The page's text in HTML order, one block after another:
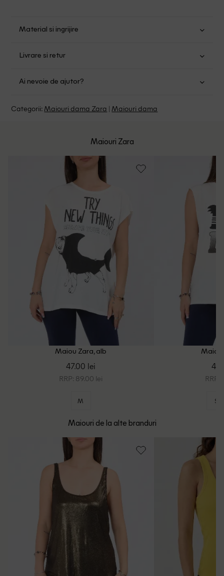
Material si ingrijire
Nu folositi inalbitor
Nu uscati in uscator
Fara curatare chimica
Livrare si retur
mare de 149.00 lei.
Ai nevoie de ajutor?
Whatsapp/Telefon: +40 (771) 404 643
contact@outletmag.ro
Intrebari frecvente
Categorii: Maiouri dama Zara | Maiouri dama
Maiouri Zara
Maiou Zara, alb
47.00 lei
RRP: 89.00 lei
M
Maiou
RRP:
S
Maiouri de la alte branduri